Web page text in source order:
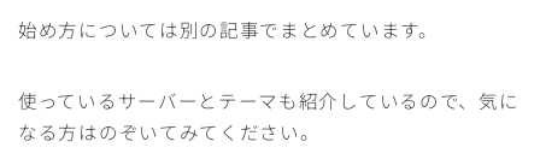
始め方については別の記事でまとめています。
使っているサーバーとテーマも紹介しているので、気に
なる方はのぞいてみてください。